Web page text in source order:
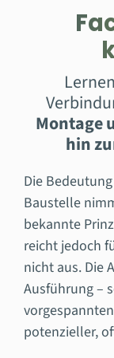
Montage
hin
Die
Baustelle
bekannte
reicht jedoch
nicht aus. Die
Ausführung –
potenzieller,